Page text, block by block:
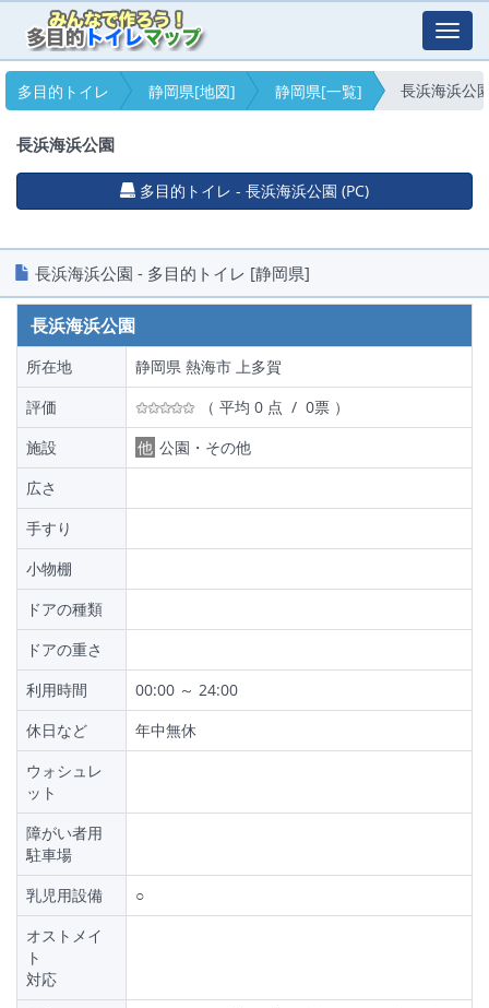
多目的トイレ
静岡県[地図] 静岡県[一覧] 長浜海浜公
長浜海浜公園
多目的トイレ - 長浜海浜公園 (PC)
長浜海浜公園 - 多目的トイレ [静岡県]
長浜海浜公園
所在地
静岡県 熱海市 上多賀
評価
（ 平均 0 点 / 0票 ）
施設
他 公園・その他
広さ
手すり
小物棚
ドアの種類
ドアの重さ
利用時間
00:00 ～ 24:00
休日など
年中無休
ウォシュレ
ット
障がい者用
駐車場
乳児用設備
○
オストメイ
ト
対応